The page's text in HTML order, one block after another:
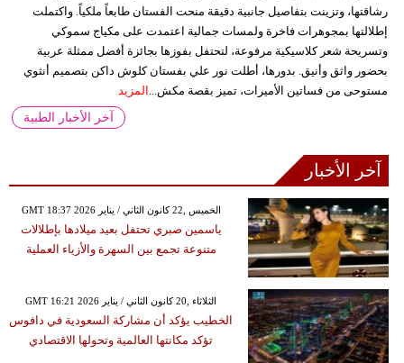
رشاقتها، وتزينت بتفاصيل جانبية دقيقة منحت الفستان طابعاً ملكياً. واكتملت
إطلالتها بمجوهرات فاخرة ولمسات جمالية اعتمدت على مكياج سموكي
وتسريحة شعر كلاسيكية مرفوعة، لتحتفل بفوزها بجائزة أفضل ممثلة عربية
بحضور واثق وأنيق. بدورها، أطلت نور علي بفستان كلوش داكن بتصميم أنثوي
مستوحى من فساتين الأميرات، تميز بقصة مكش... المزيد
آخر الأخبار الطبية
آخر الأخبار
GMT 18:37 2026 الخميس ,22 كانون الثاني / يناير
ياسمين صبري تحتفل بعيد ميلادها بإطلالات
متنوعة تجمع بين السهرة والأزياء العملية
GMT 16:21 2026 الثلاثاء ,20 كانون الثاني / يناير
الخطيب يؤكد أن مشاركة السعودية في دافوس
تؤكد مكانتها العالمية وتحولها الاقتصادي